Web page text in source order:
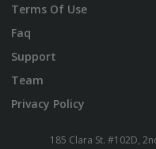
Terms Of Use
Faq
Support
Team
Privacy Policy
185 Clara St. #102D,